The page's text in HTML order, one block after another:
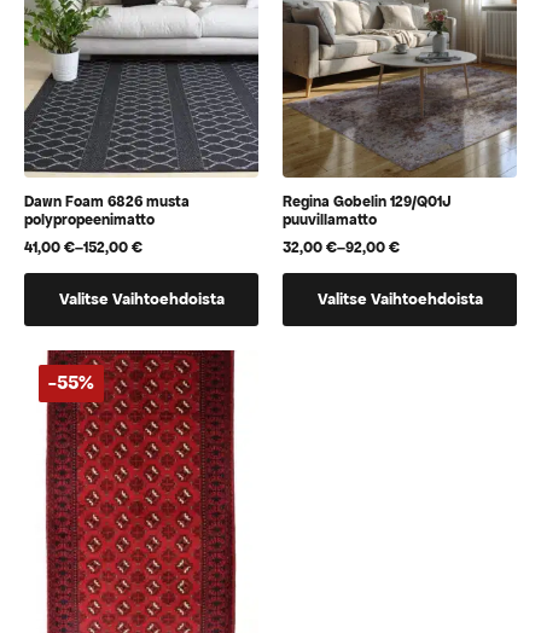
valinnat
tuotteen
sivulla.
valinnat
tuotteen
sivulla.
Dawn Foam 6826 musta
polypropeenimatto
41,00€–152,00€
Hintaluokka:
41,00 €
152,00 €
Valitse Vaihtoehdoista
tuotteella
useampi
muunnelma.
Voit
tehdä
valinnat
tuotteen
sivulla.
Regina Gobelin 129/Q01J
puuvillamatto
32,00€–92,00€
Hintaluokka:
32,00 €
92,00 €
Valitse Vaihtoehdoista
tuotteella
-55%